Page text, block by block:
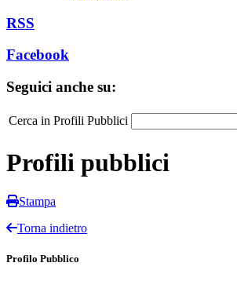
RSS
Facebook
Seguici anche su:
Cerca in Profili Pubblici
Profili pubblici
Stampa
Torna indietro
Profilo Pubblico